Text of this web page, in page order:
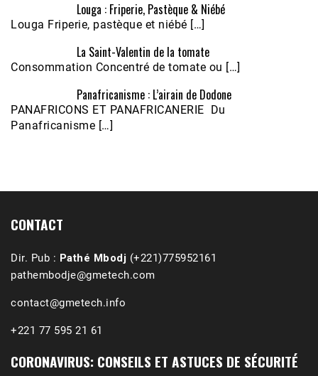
Écoutez le parcours de Claudiane Kapia
Nobana (Podologue)
Feb 24, 2021 • 28mn
1988-1989 :  La polémique de Guidimakha
Louga : Friperie, Pastèque & Niébé
Louga Friperie, pastèque et niébé […]
La Saint-Valentin de la tomate
Consommation Concentré de tomate ou […]
Panafricanisme : L’airain de Dodone
PANAFRICONS ET PANAFRICANERIE Du
Panafricanisme […]
CONTACT
Dir. Pub : Pathé Mbodj (+221)775952161
pathembodje@gmetech.com
contact@gmetech.info
+221 77 595 21 61
CORONAVIRUS: CONSEILS ET ASTUCES DE SÉCURITÉ